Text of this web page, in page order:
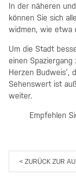
In der näheren
können Sie sich
widmen, wie etwa
Um die Stadt
einen Spaziergang
Herzen Budweis‘,
Sehenswert ist
weiter.
Empfehlen
< ZURÜCK ZUR